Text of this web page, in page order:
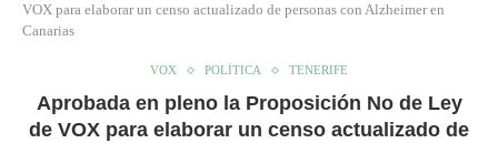
VOX para elaborar un censo actualizado de personas con Alzheimer en
Canarias
VOX POLÍTICA TENERIFE
Aprobada en pleno la Proposición No de Ley
de VOX para elaborar un censo actualizado de